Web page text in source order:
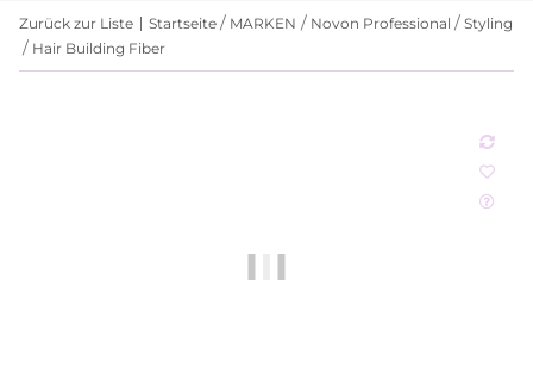
Zurück zur Liste Startseite MARKEN Novon Professional
Styling
Hair Building Fiber